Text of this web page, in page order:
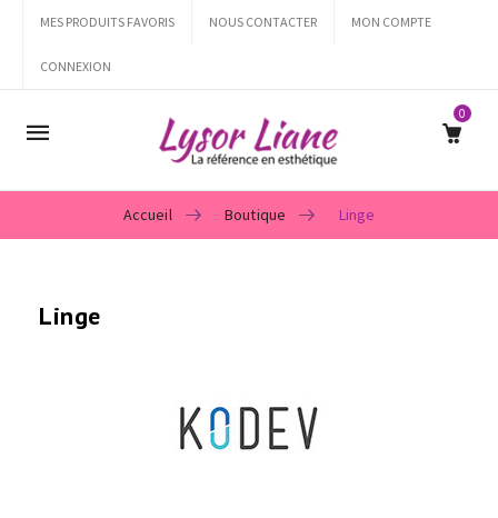
MES PRODUITS FAVORIS NOUS CONTACTER MON COMPTE
CONNEXION
Mobile
0
Accueil Boutique Linge
Linge